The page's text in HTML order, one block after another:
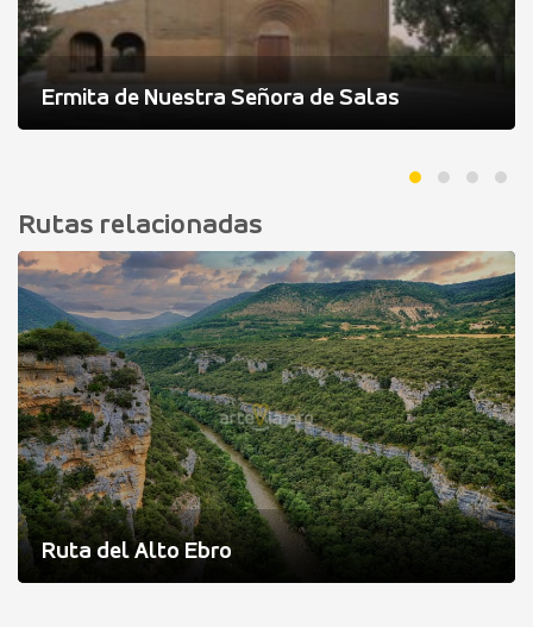
Ermita de Nuestra Señora de Salas
Rutas relacionadas
Ruta del Alto Ebro